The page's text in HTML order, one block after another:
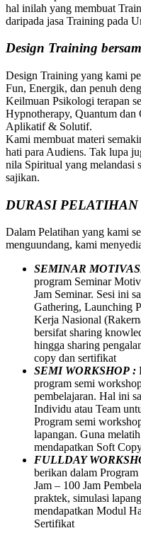
hal inilah yang membuat
daripada jasa Training pada
Design Training
Design Training yang kami
Fun, Energik, dan penuh
Keilmuan Psikologi terapan
Hypnotherapy, Quantum dan
Aplikatif & Solutif.
Kami membuat materi
hati para Audiens. Tak lupa
nila Spiritual yang melandasi
sajikan.
DURASI PELATIHAN
Dalam Pelatihan yang kami
menguundang, kami
SEMINAR
program Seminar
Jam Seminar. Sesi ini
Gathering, Launching
Kerja Nasional
bersifat sharing
hingga sharing
copy dan sertifikat
SEMI WORKSHOP :
program semi
pembelajaran. Hal ini
Individu atau Team
Program semi
lapangan. Guna
mendapatkan Soft
FULLDAY
berikan dalam
Jam – 100 Jam
praktek, simulasi
mendapatkan Modul
Sertifikat